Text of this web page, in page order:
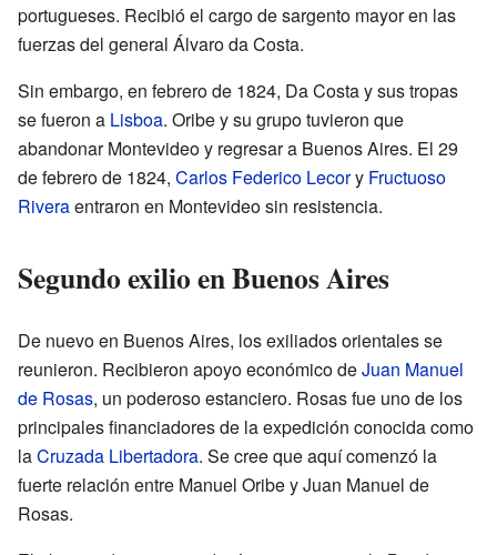
portugueses. Recibió el cargo de sargento mayor en las
fuerzas del general Álvaro da Costa.
Sin embargo, en febrero de 1824, Da Costa y sus tropas
se fueron a Lisboa. Oribe y su grupo tuvieron que
abandonar Montevideo y regresar a Buenos Aires. El 29
de febrero de 1824, Carlos Federico Lecory Fructuoso
Riveraentraron en Montevideo sin resistencia.
Segundo exilio en Buenos Aires
De nuevo en Buenos Aires, los exiliados orientales se
reunieron. Recibieron apoyo económico deJuan Manuel
de Rosas, un poderoso estanciero. Rosas fue uno de los
principales financiadores de la expedición conocida como
laCruzada Libertadora. Se cree que aquí comenzó la
fuerte relación entre Manuel Oribe y Juan Manuel de
Rosas.